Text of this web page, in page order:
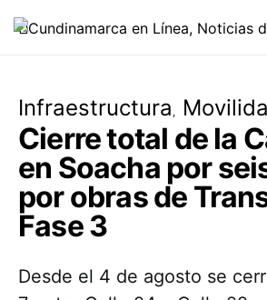
Infraestructura
Cierre total de la
en Soacha por
por obras de
Fase 3
Desde el 4 de agosto se